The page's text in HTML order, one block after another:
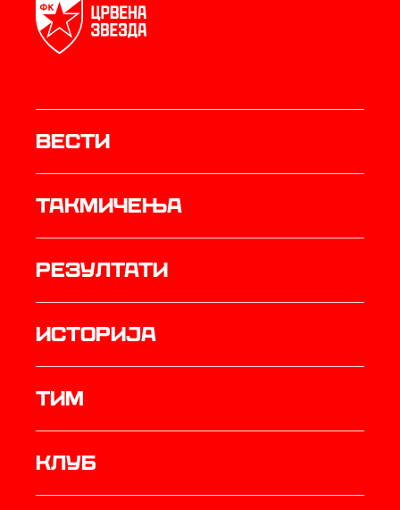
Вести
Такмичења
резултати
историја
ТИМ
Клуб